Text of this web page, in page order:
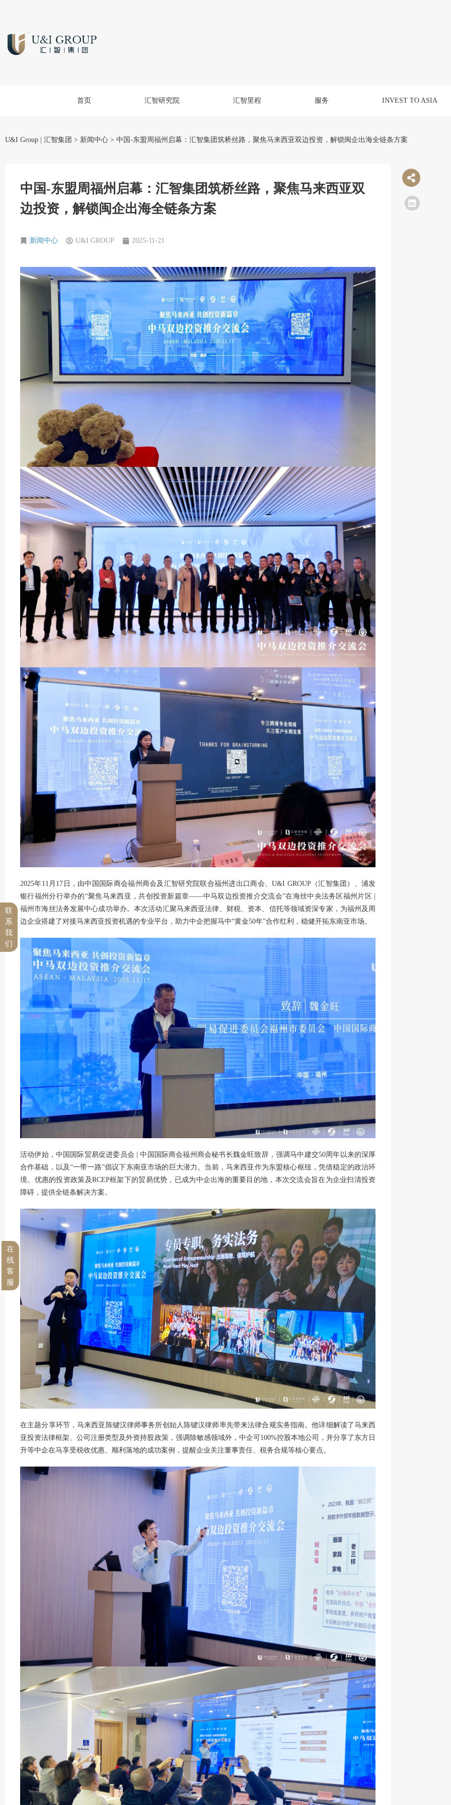
首页 汇智研究院 汇智里程 服务 INVEST TO ASIA
U&I Group | 汇智集团 > 新闻中心 > 中国-东盟周福州启幕：汇智集团筑桥丝路，聚焦马来西亚双边投资，解锁闽企出海全链条方案
中国-东盟周福州启幕：汇智集团筑桥丝路，聚焦马来西亚双
边投资，解锁闽企出海全链条方案
新闻中心 U&I GROUP 2025-11-21
2025年11月17日，由中国国际商会福州商会及汇智研究院联合福州进出口商会、U&I GROUP（汇智集团 ）、浦发
银行福州分行举办的“聚焦马来西亚，共创投资新篇章——中马双边投资推介交流会”在海丝中央法务区福州片区 |
福州市海丝法务发展中心成功举办。本次活动汇聚马来西亚法律、财税、资本、信托等领域资深专家，为福州及周
边企业搭建了对接马来西亚投资机遇的专业平台，助力中企把握马中“黄金50年”合作红利，稳健开拓东南亚市场。
活动伊始，中国国际贸易促进委员会 | 中国国际商会福州商会秘书长魏金旺致辞，强调马中建交50周年以来的深厚
合作基础，以及“一带一路”倡议下东南亚市场的巨大潜力。当前，马来西亚作为东盟核心枢纽，凭借稳定的政治环
境、优惠的投资政策及RCEP框架下的贸易优势，已成为中企出海的重要目的地，本次交流会旨在为企业扫清投资
障碍，提供全链条解决方案。
在主题分享环节，马来西亚陈键汉律师事务所创始人陈键汉律师率先带来法律合规实务指南。他详细解读了马来西
亚投资法律框架、公司注册类型及外资持股政策，强调除敏感领域外，中企可100%控股本地公司，并分享了东方日
升等中企在马享受税收优惠、顺利落地的成功案例，提醒企业关注董事责任、税务合规等核心要点。
联
系
我
们
在
线
客
服